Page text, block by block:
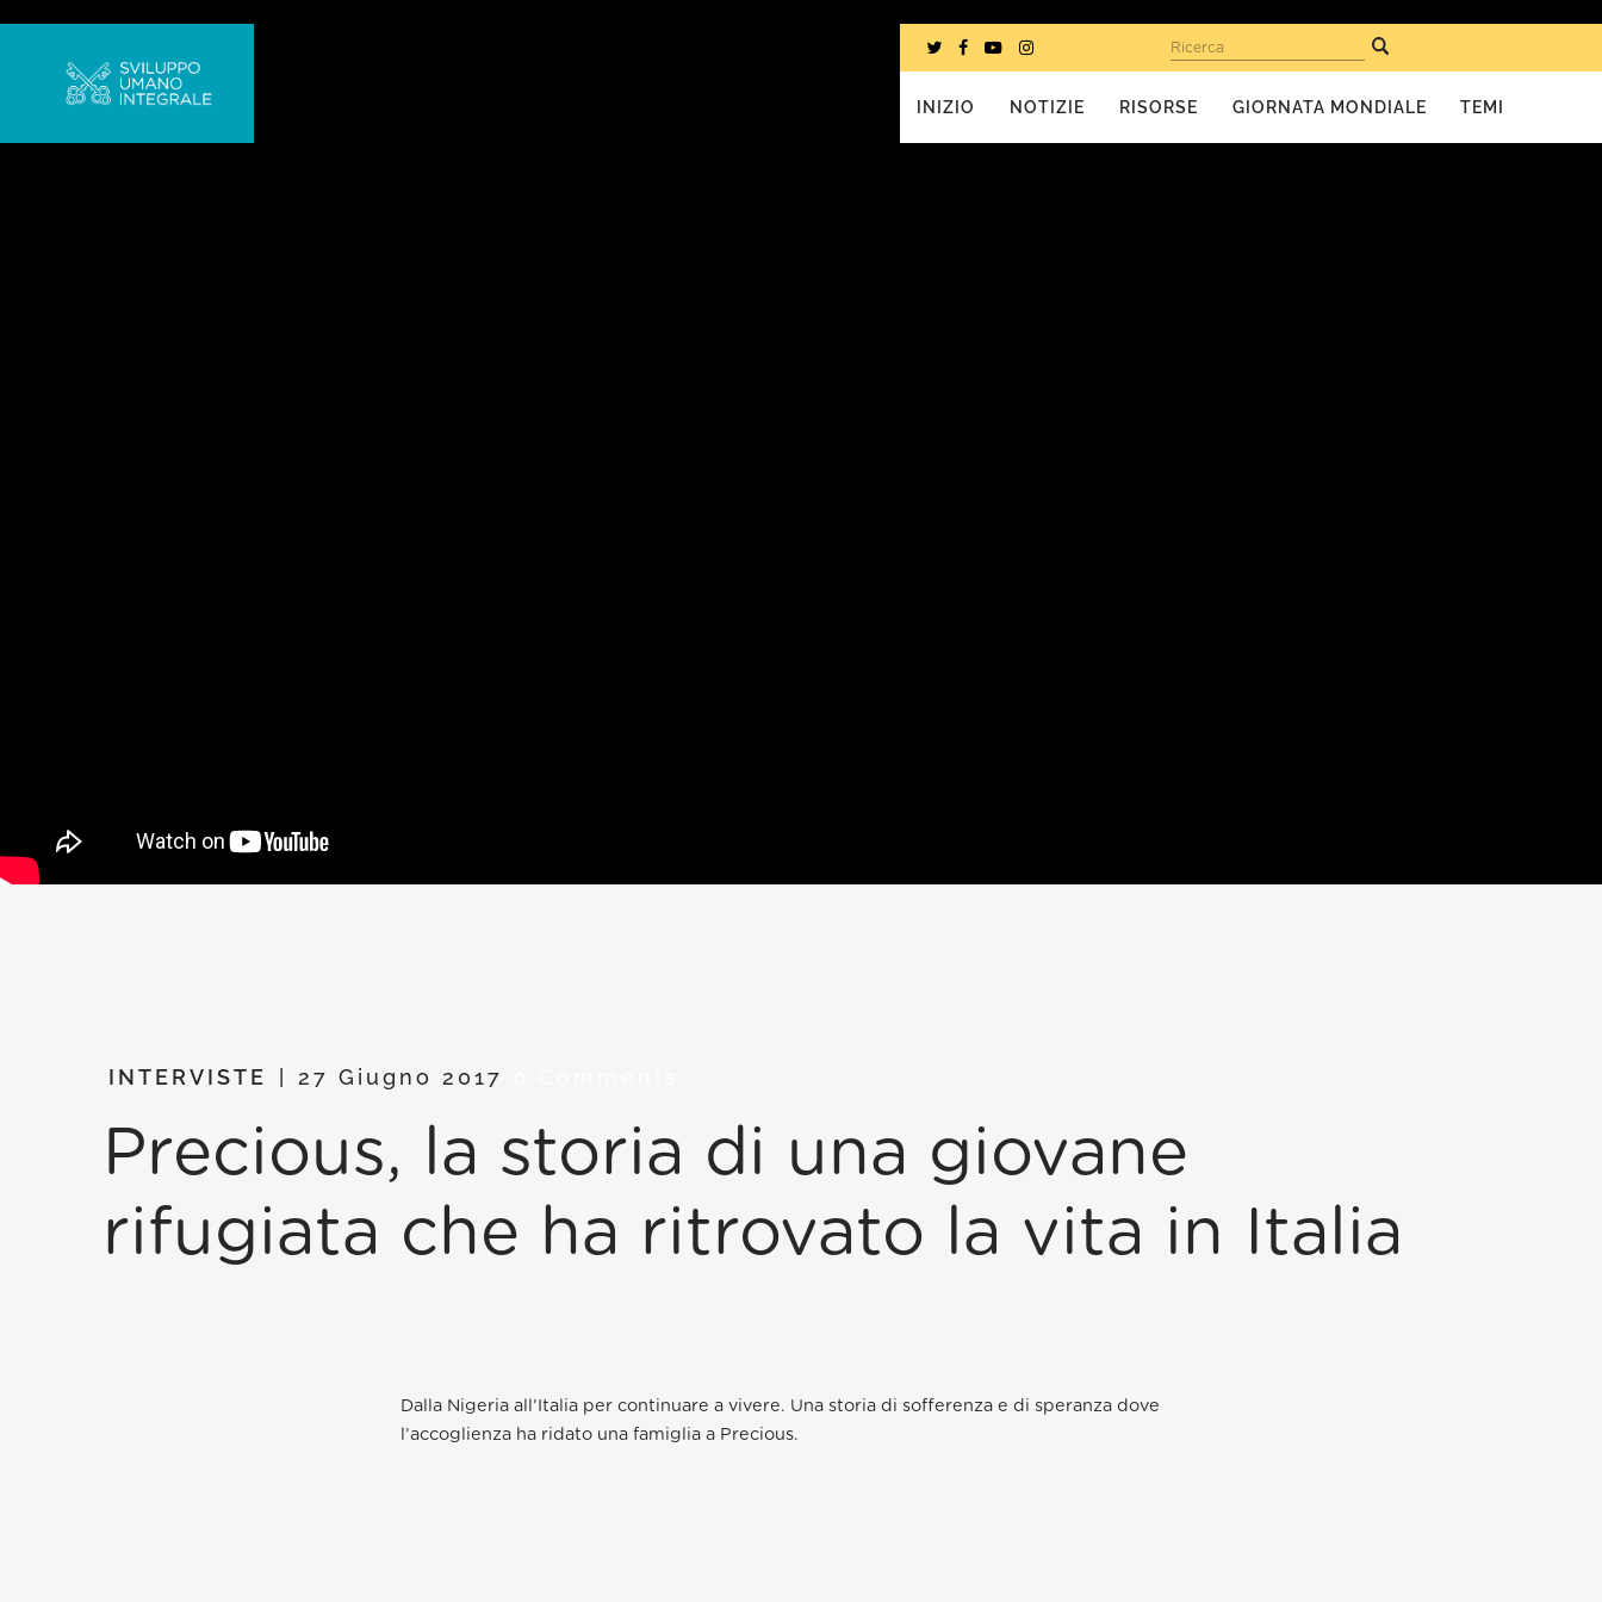
Ricerca
INIZIO NOTIZIE RISORSE GIORNATA MONDIALE TEMI
INTERVISTE 27 Giugno 2017
Precious, la storia di una giovane
rifugiata che ha ritrovato la vita in Italia
Dalla Nigeria all’Italia per continuare a vivere. Una storia di sofferenza e di speranza dove
l’accoglienza ha ridato una famiglia a Precious.